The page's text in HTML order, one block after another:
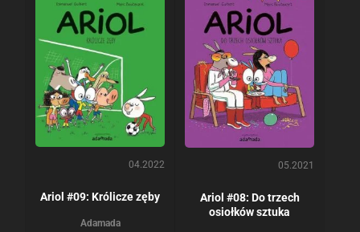
04.2022
Ariol #09: Królicze zęby
Adamada
05.2021
Ariol #08: Do trzech
osiołków sztuka